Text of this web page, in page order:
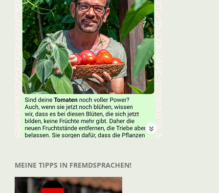
MEINE TIPPS IN FREMDSPRACHEN!